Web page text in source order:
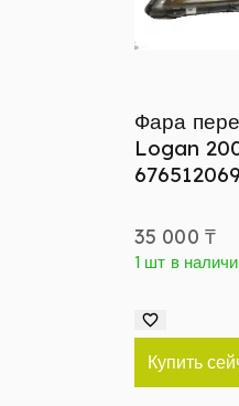
Фара
Logan
676512069
35 000 ₸
1 шт в
Купить